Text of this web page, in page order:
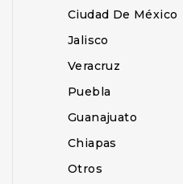
Ciudad De México
Jalisco
Veracruz
Puebla
Guanajuato
Chiapas
Otros